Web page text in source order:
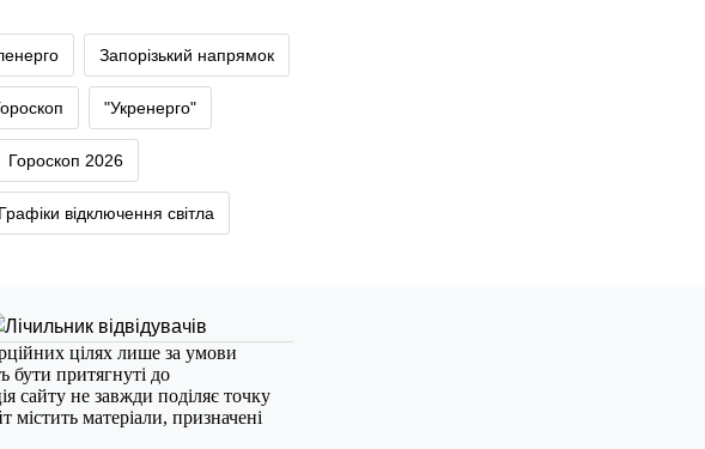
Запорізький напрямок
"Укренерго"
Гороскоп 2026
Графіки відключення світла
цілях лише за умови
бути притягнуті до
сайту не завжди поділяє точку
містить матеріали, призначені